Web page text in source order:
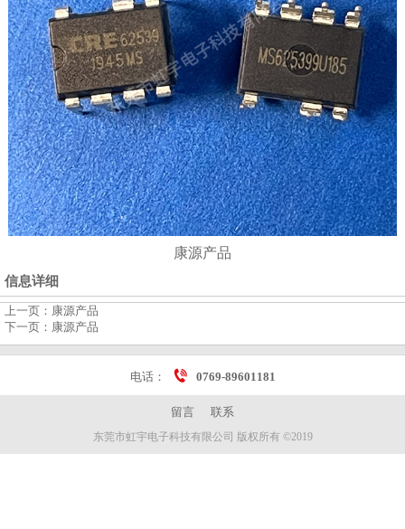
康源产品
信息详细
上一页： 康源产品
下一页： 康源产品
电话： 0769-89601181
留言 联系
东莞市虹宇电子科技有限公司 版权所有 ©2019